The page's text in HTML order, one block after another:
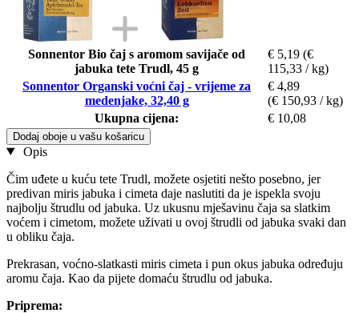
Sonnentor Bio čaj s aromom savijače od
jabuka tete Trudl, 45 g
€ 5,19 (€
115,33 / kg)
Sonnentor Organski voćni čaj - vrijeme za
medenjake, 32,40 g
€ 4,89
(€ 150,93 / kg)
Ukupna cijena:
€ 10,08
Dodaj oboje u vašu košaricu
Opis
Čim uđete u kuću tete Trudl, možete osjetiti nešto posebno, jer
predivan miris jabuka i cimeta daje naslutiti da je ispekla svoju
najbolju štrudlu od jabuka. Uz ukusnu mješavinu čaja sa slatkim
voćem i cimetom, možete uživati u ovoj štrudli od jabuka svaki dan
u obliku čaja.
Prekrasan, voćno-slatkasti miris cimeta i pun okus jabuka određuju
aromu čaja. Kao da pijete domaću štrudlu od jabuka.
Priprema: